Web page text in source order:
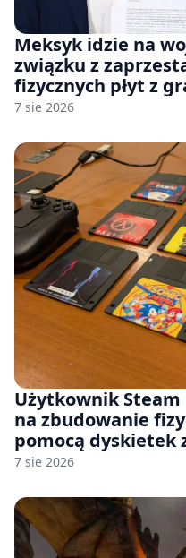
Meksyk idzie na
związku z
fizycznych płyt z
7 sie 2026
Użytkownik Steam
na zbudowanie
pomocą dyskietek
7 sie 2026